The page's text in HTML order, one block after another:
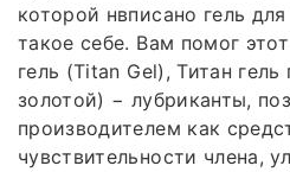
которой нвписано гель
такое себе. Вам помог
гель (Titan Gel), Титан
золотой) − лубриканты,
производителем как
чувствительности члена,